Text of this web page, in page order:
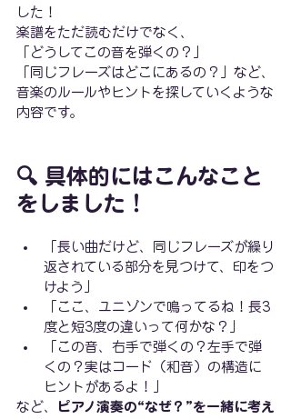
した！
楽譜をただ読むだけでなく、
「どうしてこの音を弾くの？」
「同じフレーズはどこにあるの？」など、
音楽のルールやヒントを探していくような
内容です。
🔍 具体的にはこんなこと
をしました！
「長い曲だけど、同じフレーズが繰り
返されている部分を見つけて、印をつ
けよう」
「ここ、ユニゾンで鳴ってるね！長3
度と短3度の違いって何かな？」
「この音、右手で弾くの？左手で弾
くの？実はコード（和音）の構造に
ヒントがあるよ！」
など、
ピアノ演奏の“なぜ？”を一緒に考え